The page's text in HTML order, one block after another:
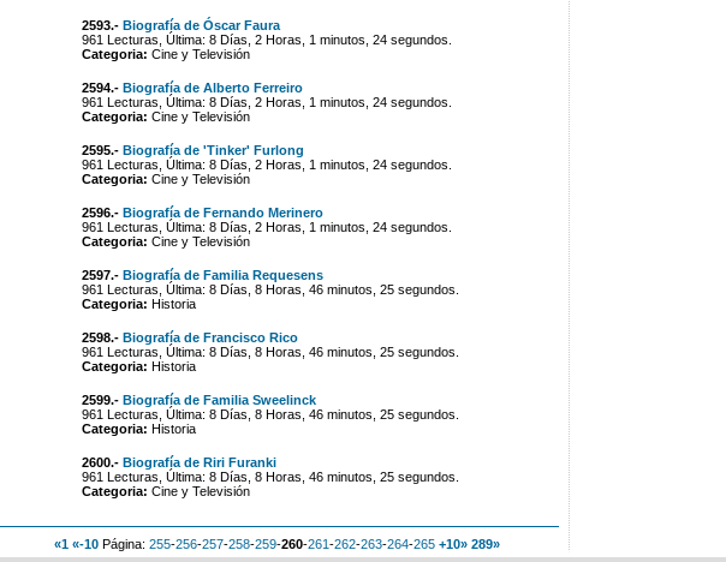
2593.- Biografía de Óscar Faura
961 Lecturas, Última: 8 Días, 2 Horas, 1 minutos, 24 segundos.
Categoria: Cine y Televisión
2594.- Biografía de Alberto Ferreiro
961 Lecturas, Última: 8 Días, 2 Horas, 1 minutos, 24 segundos.
Categoria: Cine y Televisión
2595.- Biografía de 'Tinker' Furlong
961 Lecturas, Última: 8 Días, 2 Horas, 1 minutos, 24 segundos.
Categoria: Cine y Televisión
2596.- Biografía de Fernando Merinero
961 Lecturas, Última: 8 Días, 2 Horas, 1 minutos, 24 segundos.
Categoria: Cine y Televisión
2597.- Biografía de Familia Requesens
961 Lecturas, Última: 8 Días, 8 Horas, 46 minutos, 25 segundos.
Categoria: Historia
2598.- Biografía de Francisco Rico
961 Lecturas, Última: 8 Días, 8 Horas, 46 minutos, 25 segundos.
Categoria: Historia
2599.- Biografía de Familia Sweelinck
961 Lecturas, Última: 8 Días, 8 Horas, 46 minutos, 25 segundos.
Categoria: Historia
2600.- Biografía de Riri Furanki
961 Lecturas, Última: 8 Días, 8 Horas, 46 minutos, 25 segundos.
Categoria: Cine y Televisión
«1 «-10 Página: 255-256-257-258-259-260-261-262-263-264-265 +10» 289»